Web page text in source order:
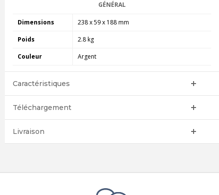
GÉNÉRAL
Dimensions 238 x 59 x 188 mm
Poids 2.8 kg
Couleur Argent
Caractéristiques
Téléchargement
Livraison